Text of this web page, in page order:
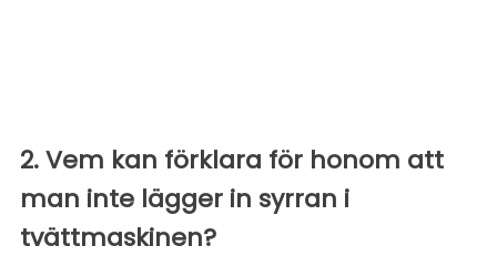
2. Vem kan förklara för honom att
man inte lägger in syrran i
tvättmaskinen?